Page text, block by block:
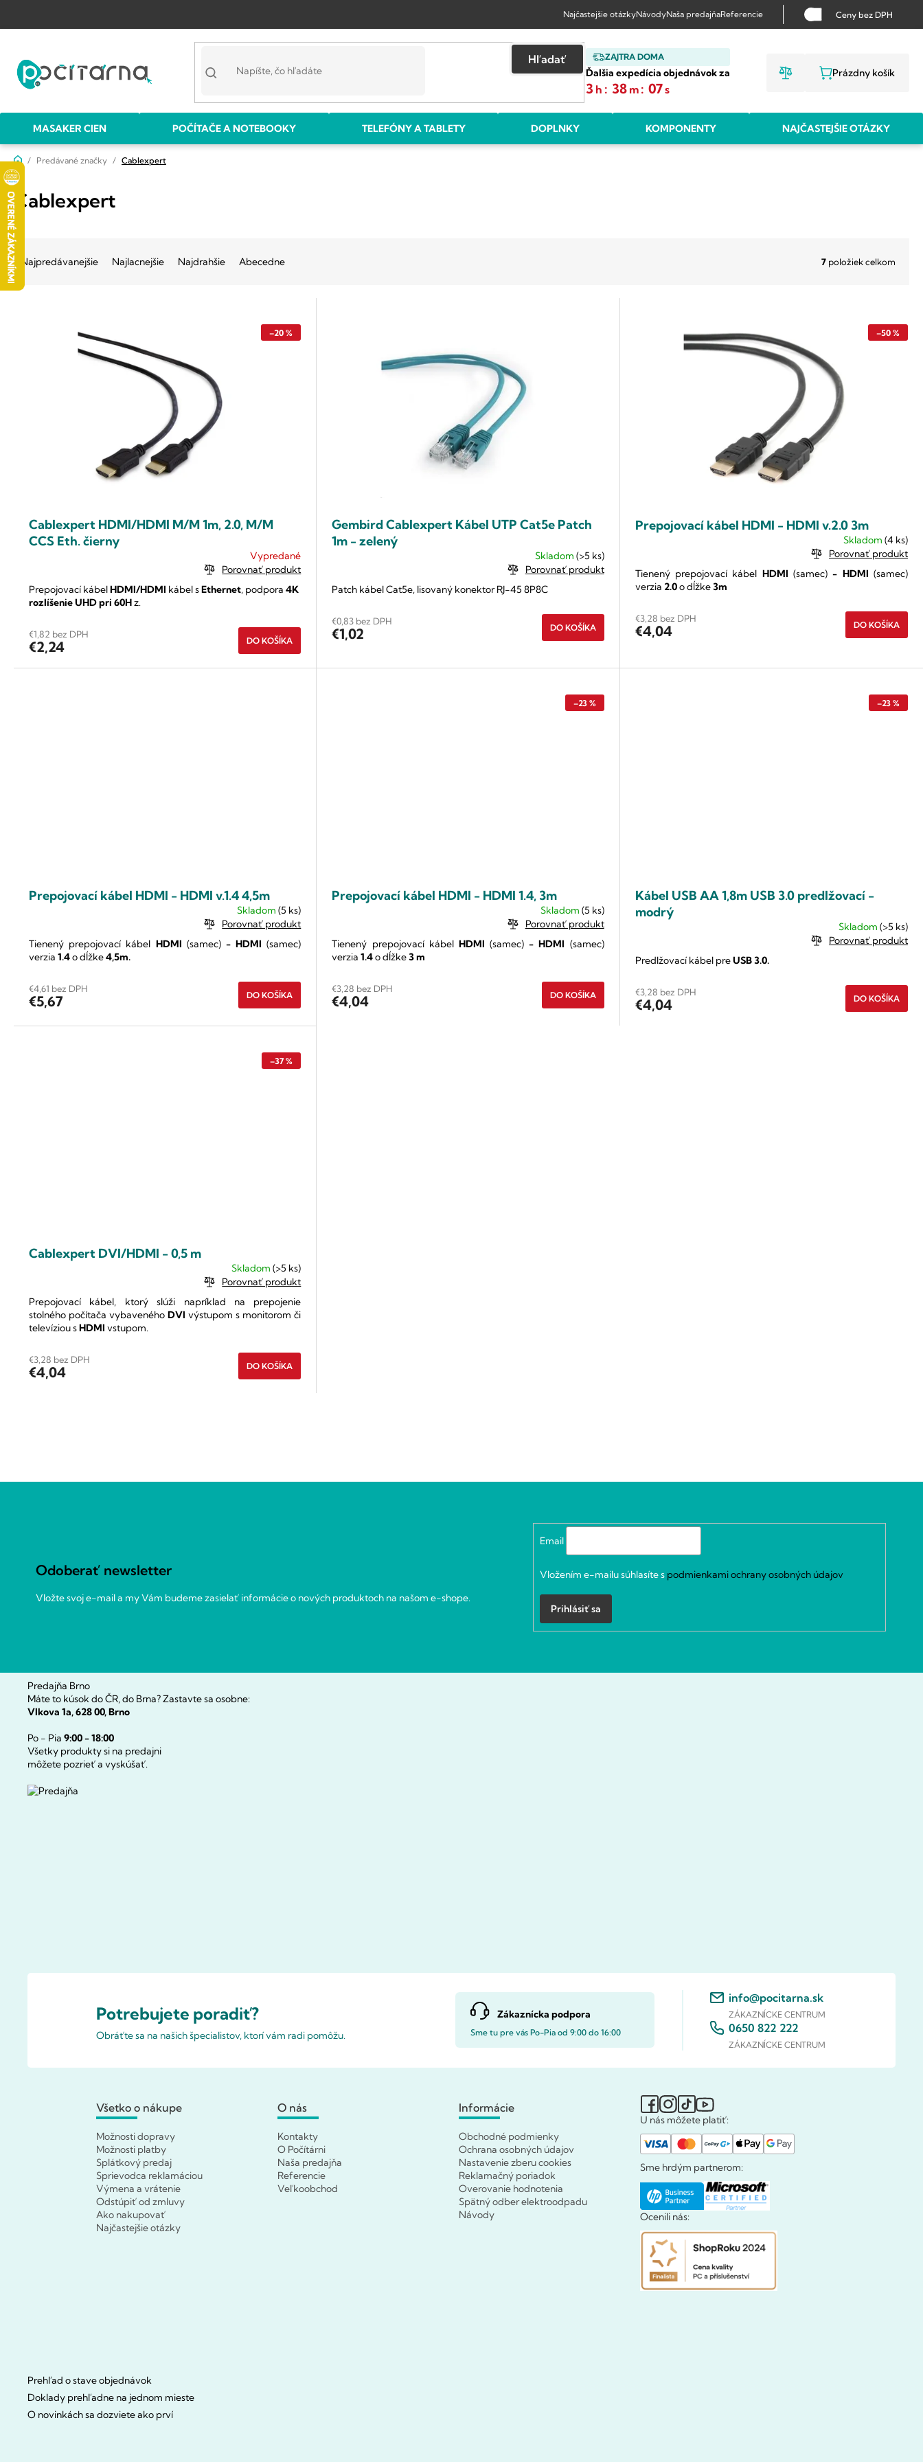
obsah
Najčastejšie otázkyNávodyNaša predajňaReferencie Ceny bez DPH
ZAJTRA DOMA
Ďalšia expedícia objednávok za
3 h : 38 m : 06 s
Hľadať
NÁKUPNÝ
Prázdny košík
MASAKER CIEN POČÍTAČE A NOTEBOOKY TELEFÓNY A TABLETY DOPLNKY KOMPONENTY NAJČASTEJŠIE OTÁZKY
DomovPredávané značky Cablexpert
Cablexpert
R
a
d
Najpredávanejšie Najlacnejšie Najdrahšie Abecedne 7 položiek celkom
–20 %
Cablexpert HDMI/HDMI M/M 1m, 2.0, M/M
CCS Eth. čierny
Vypredané
Porovnať produkt
€1,82 bez DPH
€2,24 DO KOŠÍKA
Prepojovací kábelHDMI/HDMI kábel sEthernet, podpora 4K
rozlíšenie UHD pri 60Hz.
Gembird Cablexpert Kábel UTP Cat5e Patch
1m - zelený
Skladom (>5 ks)
Porovnať produkt
€0,83 bez DPH
€1,02 DO KOŠÍKA
Patch kábel Cat5e, lisovaný konektor RJ-45 8P8C
–50 %
Prepojovací kábel HDMI - HDMI v.2.0 3m
Skladom (4 ks)
Porovnať produkt
€3,28 bez DPH
€4,04 DO KOŠÍKA
Tienený prepojovací kábel HDMI (samec)- HDMI (samec)
verzia 2.0o dĺžke3m
Prepojovací kábel HDMI - HDMI v.1.4 4,5m
Skladom(5 ks)
Porovnať produkt
€4,61 bez DPH
€5,67 DO KOŠÍKA
Tienený prepojovací kábel HDMI (samec) - HDMI (samec)
verzia 1.4o dĺžke4,5m.
–23 %
Prepojovací kábel HDMI - HDMI 1.4, 3m
Skladom (5 ks)
Porovnať produkt
€3,28 bez DPH
€4,04 DO KOŠÍKA
Tienený prepojovací kábel HDMI (samec)- HDMI (samec)
verzia1.4o dĺžke3 m
–23 %
Kábel USB AA 1,8m USB 3.0 predlžovací -
modrý
Skladom (>5 ks)
Porovnať produkt
€3,28 bez DPH
€4,04 DO KOŠÍKA
Predlžovací kábel preUSB 3.0.
–37 %
Cablexpert DVI/HDMI - 0,5 m
Skladom(>5 ks)
Porovnať produkt
€3,28 bez DPH
€4,04 DO KOŠÍKA
Prepojovací kábel, ktorý slúži napríklad na prepojenie
stolného počítača vybavenéhoDVI výstupom s monitorom či
televíziou sHDMI vstupom.
v
Odoberať newsletter
Vložte svoj e-mail a my Vám budeme zasielať informácie o nových produktoch na našom e-shope.
Email
Vložením e-mailu súhlasíte s podmienkami ochrany osobných údajov
Prihlásiť sa
Predajňa Brno
Máte to kúsok do ČR, do Brna? Zastavte sa osobne:
Vlkova 1a, 628 00, Brno
Po - Pia 9:00 - 18:00
Všetky produkty si na predajni
môžete pozrieť a vyskúšať.
Potrebujete poradiť?
Obráťte sa na našich špecialistov, ktorí vám radi pomôžu.
Zákaznícka podpora
Sme tu pre vás Po-Pia od 9:00 do 16:00
info@pocitarna.sk
ZÁKAZNÍCKE CENTRUM
0650 822 222
ZÁKAZNÍCKE CENTRUM
Všetko o nákupe
Možnosti dopravy
Možnosti platby
Splátkový predaj
Sprievodca reklamáciou
Výmena a vrátenie
Odstúpiť od zmluvy
Ako nakupovať
Najčastejšie otázky
O nás
Kontakty
O Počítárni
Naša predajňa
Referencie
Veľkoobchod
Informácie
Obchodné podmienky
Ochrana osobných údajov
Nastavenie zberu cookies
Reklamačný poriadok
Overovanie hodnotenia
Spätný odber elektroodpadu
Návody
U nás môžete platiť:
Sme hrdým partnerom:
Ocenili nás:
Prehľad o stave objednávok
Doklady prehľadne na jednom mieste
O novinkách sa dozviete ako prví